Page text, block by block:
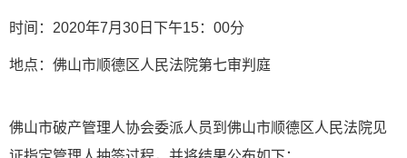
时间：2020年7月30日下午15：00分
地点：佛山市顺德区人民法院第七审判庭
佛山市破产管理人协会委派人员到佛山市顺德区人民法院见